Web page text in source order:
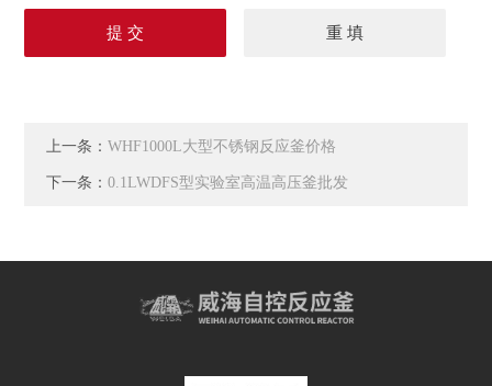
上一条：WHF1000L大型不锈钢反应釜价格
下一条：0.1LWDFS型实验室高温高压釜批发